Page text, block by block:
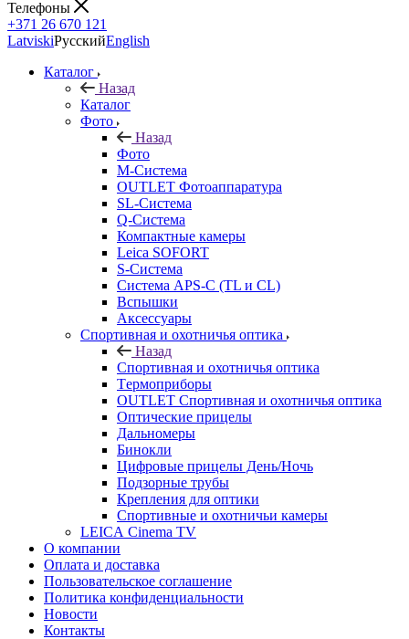
Телефоны
+371 26 670 121
LatviskiРусскийEnglish
Каталог
Назад
Каталог
Фото
Назад
Фото
M-Система
OUTLET Фотоаппаратура
SL-Система
Q-Cистема
Компактные камеры
Leica SOFORT
S-Система
Система APS-C (TL и CL)
Вспышки
Аксессуары
Спортивная и охотничья оптика
Назад
Спортивная и охотничья оптика
Tермоприборы
OUTLET Спортивная и охотничья оптика
Оптические прицелы
Дальномеры
Бинокли
Цифровые прицелы День/Ночь
Подзорные трубы
Крепления для оптики
Спортивные и охотничьи камеры
LEICA Cinema TV
О компании
Оплата и доставка
Пользовательское соглашение
Политика конфиденциальности
Новости
Контакты